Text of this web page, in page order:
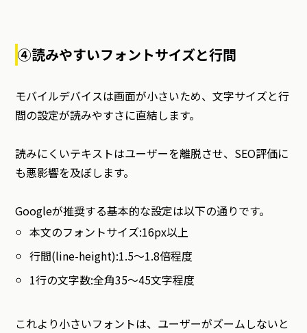
④読みやすいフォントサイズと行間
モバイルデバイスは画面が小さいため、文字サイズと行
間の設定が読みやすさに直結します。
読みにくいテキストはユーザーを離脱させ、SEO評価に
も悪影響を及ぼします。
Googleが推奨する基本的な設定は以下の通りです。
本文のフォントサイズ:16px以上
行間(line-height):1.5〜1.8倍程度
1行の文字数:全角35〜45文字程度
これより小さいフォントは、ユーザーがズームしないと